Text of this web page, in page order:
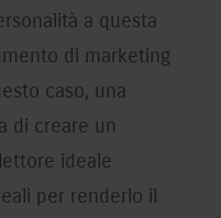
a questa
di marketing
caso, una
di creare un
ideale
per renderlo il